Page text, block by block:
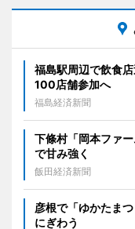
福島駅周辺で飲食
100店舗参加へ
福島経済新聞
下條村「岡本ファ
で甘み強く
飯田経済新聞
彦根で「ゆかたま
にぎわう